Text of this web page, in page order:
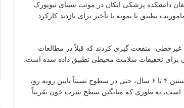
دانشکده پزشکی ایکان در مونت سینای نیویورک
تطبیق با نمونه با تأخیر برای بازدید کارکرد
غیرخطی- منفعت گیری کردند که قبلاً در مطالعات
برای تحقیقات سلامت محیطی تطبیق داده شده است.
این مطالعه نشان داد که سطح بالاتر سرب خون بین سنین ۴ تا ۶ سال، حتی در سطوح نسبتاً پایین روبه رو،
است، به طوری که میانگین سطح سرب خون تقریباً